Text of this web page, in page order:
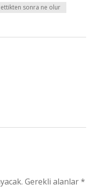
sonra ne olur
Gerekli alanlar*